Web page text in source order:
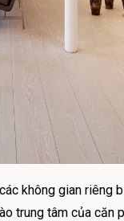
không gian riêng
trung tâm của căn